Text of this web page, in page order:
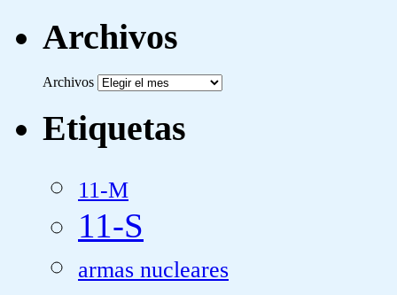
Archivos
Archivos
Etiquetas
11-M
11-S
armas nucleares